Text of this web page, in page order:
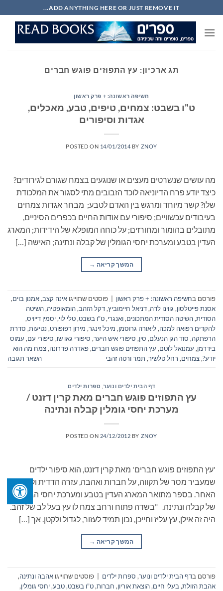
to
content
ADD ANYTHING HERE OR JUST REMOVE IT...
תג ארכיון: עץ התפוזים פוגש חברים
חשיפה ראשונה: + פרק ראשון
ט"ו בשבט: צמחים, טיפים, טבע, מאכלים,
אגדות וסיפורים
POSTED ON 14/01/2014 BY ZNOY
מה עושים שנשרטים מעצים או שנוגעים בצמח שגורם לגירודים?
כיצד יודע פרח הדיוניאה לוכד הזבובים מתי לסגור את המלכודת
שלו? קשר מיוחד ומרגש בין האדם לטבע; מבחר אגדות צמחים
בעיבודים עכשוויים; סיפורי עם אודות החיים בכפרים הסיניים,
מתובלים בהומור ומחורזים; על כוחה המופלא של הידידות; המארג
העדין בטבע ומערכת יחסי הגומלין של קבלה ונתינה; האישה […]
המשך קריאה →
פורסם בחשיפה ראשונה: + פרק ראשון פוסטים שתוייגו אינה קצב,אמנון בוים,
אסנת פייטלסון, גווינו לדה,דניאל חיימוביץ,דקל הזהב,הומאופטיה,השיטה
הסודית,השיטה הסודית המתכונים,ואנגרי,ט"ו בשבט,טלי לוי,יסמין דייויס,
להקדים רפואה למכה,ליאורה גרוסמן, מיכל זינגר, מירון רפופורט, נטיעות, סדרת
הרפתקה, סוד הגן הנעלם, סין, סיפורי איש היער, סיפורי גאו שו, סיפורי עם, עמוס
בידרמן, עמנואל לוטם, עץ התפוזים פוגש חברים,פאדרה פדרונה,צמח מה הוא
יודע?,צמחים, רחל טלשיר, תמר ורטה זהבי השאר תגובה
דף הבית ילדים ונוער, ספרות ילדים
עץ התפוזים פוגש חברים מאת קרין דזנט /
מערכת יחסי גומלין קבלה ונתינה
POSTED ON 24/12/2012 BY ZNOY
'עץ התפוזים פוגש חברים' מאת קרין דזנט, הוא סיפור ילדים
שמעביר מסר של תקווה, על חברות ואהבה, עזרה הדדית וקבלת
האחר. בספר מתואר המארג העדין בטבע ומערכת יחסי הגומלין
של קבלה ונתינה. "בשדה פתוח ורחב צמח לו עץ בעל לב של זהב.
היה זה אילן, עץ עליז וחייכן, נכון תמיד לעזור, לגדול ולקטן. אך […]
המשך קריאה →
פורסם בדף הבית ילדים ונוער, ספרות ילדים פוסטים שתוייגו אהבה ונתינה,
אהבת הזולת, בעלי חיים,הוצאת אוריון, חברות,ט"ו בשבט,טבע,יחסי גומלין,